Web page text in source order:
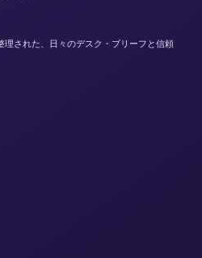
理された、日々のデスク・ブリーフと信頼